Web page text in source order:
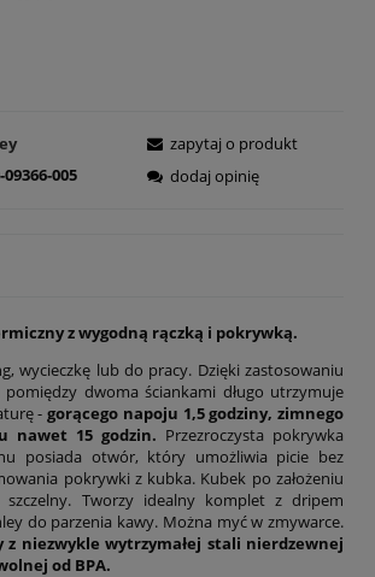
09366-005
zapytaj o produkt
dodaj opinię
z wygodną rączką i pokrywką.
wycieczkę lub do pracy. Dzięki zastosowaniu
pomiędzy dwoma ściankami długo utrzymuje
-gorącego napoju 1,5 godziny, zimnego
nawet 15 godzin. Przezroczysta pokrywka
posiada otwór, który umożliwia picie bez
pokrywki z kubka. Kubek po założeniu
Tworzy idealny komplet z dripem
do parzenia kawy. Można myć w zmywarce.
z niezwykle wytrzymałej stali nierdzewnej
od BPA.